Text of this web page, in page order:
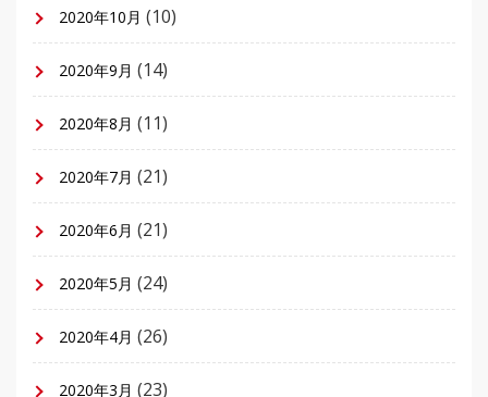
2020年10月 (10)
2020年9月 (14)
2020年8月 (11)
2020年7月 (21)
2020年6月 (21)
2020年5月 (24)
2020年4月 (26)
2020年3月 (23)